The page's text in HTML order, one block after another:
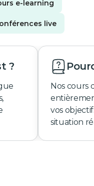
e-learning
live
?
Nos cours
vos
situation